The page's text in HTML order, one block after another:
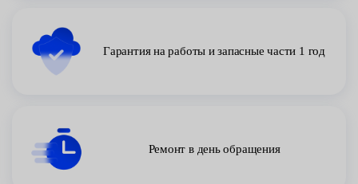
Гарантия на работы и запасные части 1 год
Ремонт в день обращения